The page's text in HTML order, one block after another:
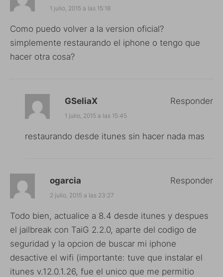
1 julio, 2015 a las 15:18
Como puedo volver a la version oficial?
simplemente restaurando el iphone o tengo que
hacer otra cosa?
GSeliaX
1 julio, 2015 a las 15:45
restaurando desde itunes sin hacer nada mas
Responder
ogarcia
2 julio, 2015 a las 23:27
Todo bien, actualice a 8.4 desde itunes y despues
el jailbreak con TaiG 2.2.0, aparte del codigo de
seguridad y la opcion de buscar mi iphone
desactive el wifi (importante: tuve que instalar el
itunes v.12.0.1.26, fue el unico que me permitio
Responder